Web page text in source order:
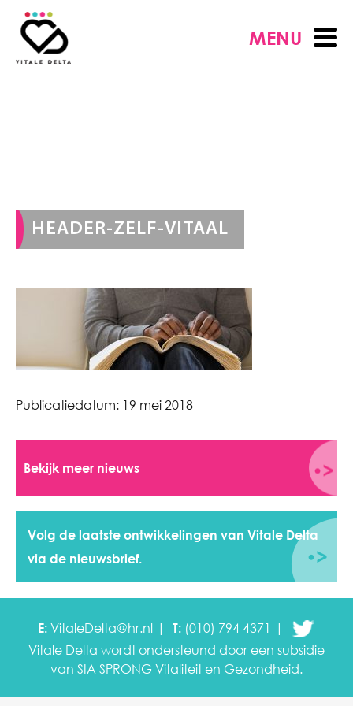
MENU
HEADER-ZELF-VITAAL
Publicatiedatum: 19 mei 2018
Bekijk meer nieuws
Volg de laatste ontwikkelingen van Vitale Delta
via de nieuwsbrief.
E: VitaleDelta@hr.nl T: (010) 794 4371
Vitale Delta wordt ondersteund door een subsidie
van SIA SPRONG Vitaliteit en Gezondheid.